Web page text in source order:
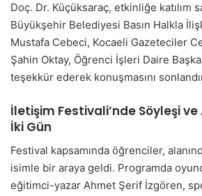
Doç. Dr. Küçüksaraç, etkinliğe katılım
Büyükşehir Belediyesi Basın Halkla
Mustafa Cebeci, Kocaeli Gazeteciler
Şahin Oktay, Öğrenci İşleri Daire
teşekkür ederek konuşmasını
İletişim Festivali’nde Söyleşi
İki Gün
Festival kapsamında öğrenciler,
isimle bir araya geldi. Programda
eğitimci-yazar Ahmet Şerif İzgören,